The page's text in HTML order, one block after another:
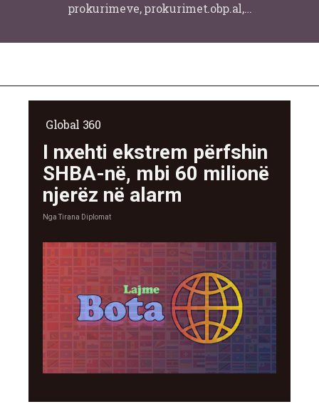
prokurimeve, prokurimet.obp.al,…
Global 360
I nxehti ekstrem përfshin
SHBA-në, mbi 60 milionë
njerëz në alarm
Nga Tirana Diplomat